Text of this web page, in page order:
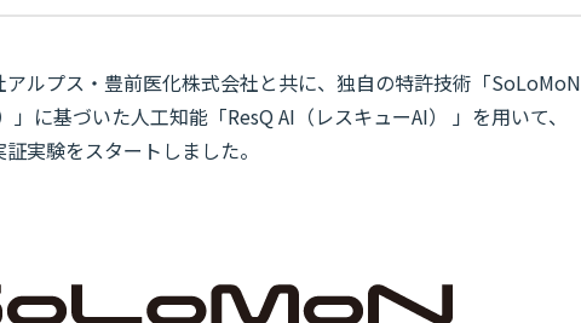
ルプス・豊前医化株式会社と共に、独自の特許技術「SoLoMoN
に基づいた人工知能「ResQ AI（レスキューAI） 」を用いて、
実験をスタートしました。